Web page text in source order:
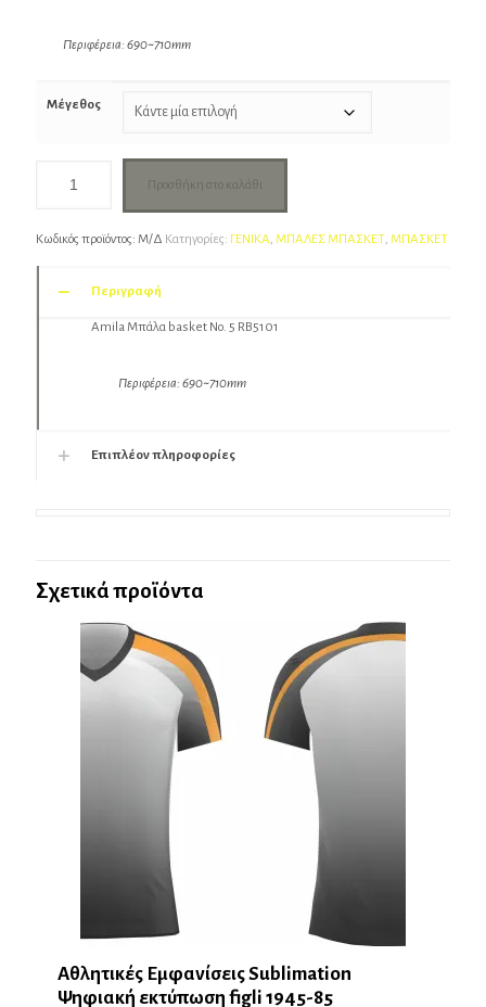
Περιφέρεια: 690~710mm
Μέγεθος
Προσθήκη στο καλάθι
Κωδικός προϊόντος: Μ/Δ Κατηγορίες: ΓΕΝΙΚΑ, ΜΠΑΛΕΣ ΜΠΑΣΚΕΤ, ΜΠΑΣΚΕΤ
Περιγραφή
Amila Μπάλα basket Νο. 5 RB5101
Περιφέρεια: 690~710mm
Επιπλέον πληροφορίες
Σχετικά προϊόντα
Αθλητικές Εμφανίσεις Sublimation
Ψηφιακή εκτύπωση figli 1945-85